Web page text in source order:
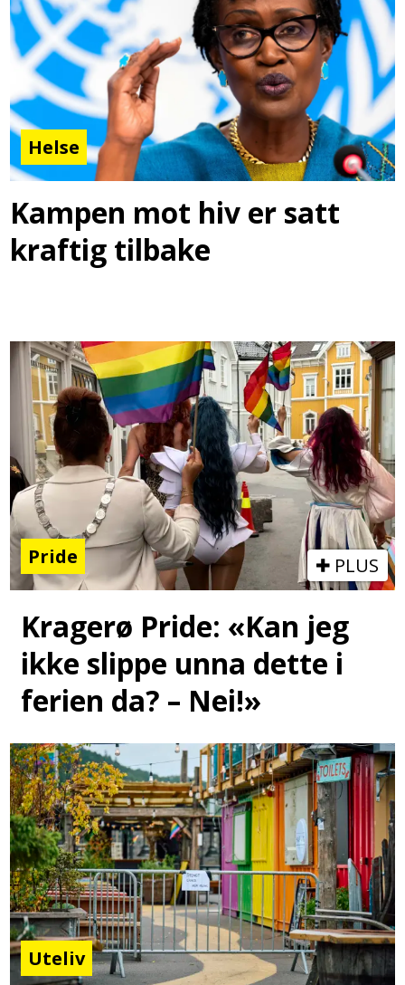
Helse
Kampen mot hiv er satt
kraftig tilbake
Pride PLUS
Kragerø Pride: «Kan jeg
ikke slippe unna dette i
ferien da? – Nei!»
Uteliv